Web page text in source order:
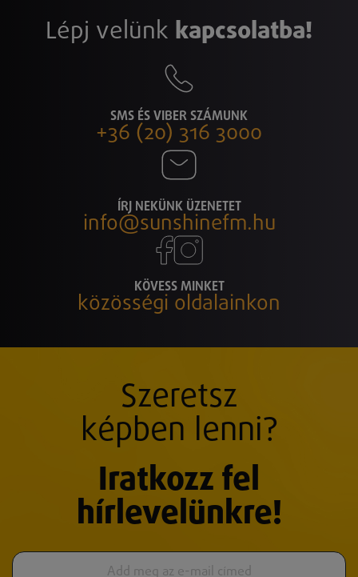
Lépj velünk kapcsolatba!
SMS ÉS VIBER SZÁMUNK
+36 (20) 316 3000
ÍRJ NEKÜNK ÜZENETET
info@sunshinefm.hu
KÖVESS MINKET
közösségi oldalainkon
Szeretsz
képben lenni?
Iratkozz fel
hírlevelünkre!